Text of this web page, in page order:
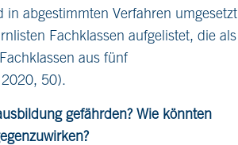
abgestimmten Verfahren umgesetzt
Fachklassen aufgelistet, die als
aus fünf
50).
gefährden? Wie könnten